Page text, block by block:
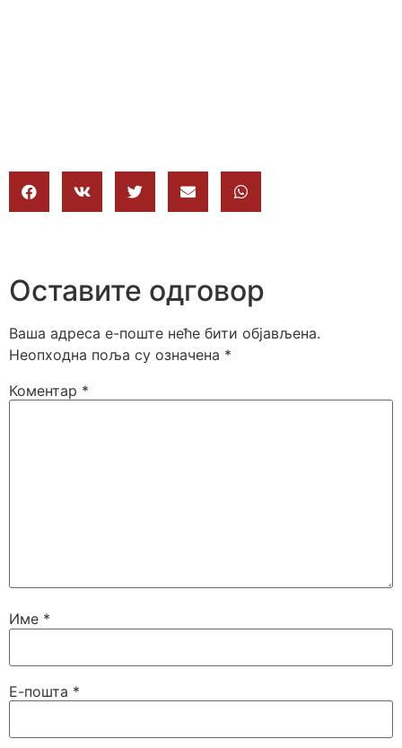
Оставите одговор
Ваша адреса е-поште неће бити објављена.
Неопходна поља су означена *
Коментар *
Име *
Е-пошта *